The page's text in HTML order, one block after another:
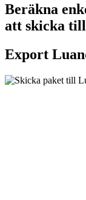
Beräkna
att skicka
Export